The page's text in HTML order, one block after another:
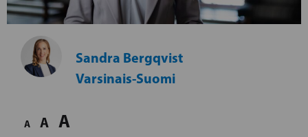
Sandra Bergqvist
Varsinais-Suomi
A A A